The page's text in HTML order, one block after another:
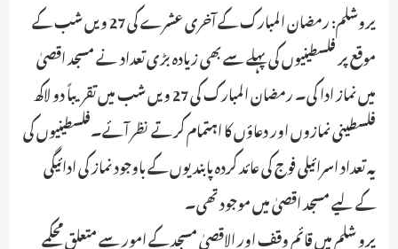
یروشلم: رمضان المبارک کے آخری عشرے کی 27 ویں شب کے
موقع پر فلسطینیوں کی پہلے سے بھی زیادہ بڑی تعداد نے مسجد اقصیٰ
میں نماز ادا کی۔ رمضان المبارک کی 27 ویں شب میں تقریباً دو لاکھ
فلسطینی نمازوں اور دعاؤں کا اہتمام کرتے نظر آئے۔فلسطینیوں کی
یہ تعداد اسرائیلی فوج کی عائد کردہ پابندیوں کے باوجود نماز کی ادائیگی
کے لیے مسجد اقصیٰ میں موجود تھی۔
یرو شلم میں قائم وقف اور الاقصیٰ مسجد کے امور سے متعلق محکمے